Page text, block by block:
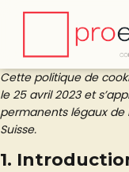
Cette politique de
le 25 avril 2023 et
permanents légaux de
Suisse.
1.